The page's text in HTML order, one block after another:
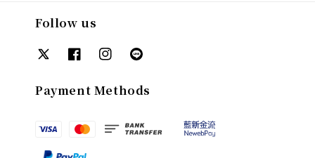
Follow us
Payment Methods